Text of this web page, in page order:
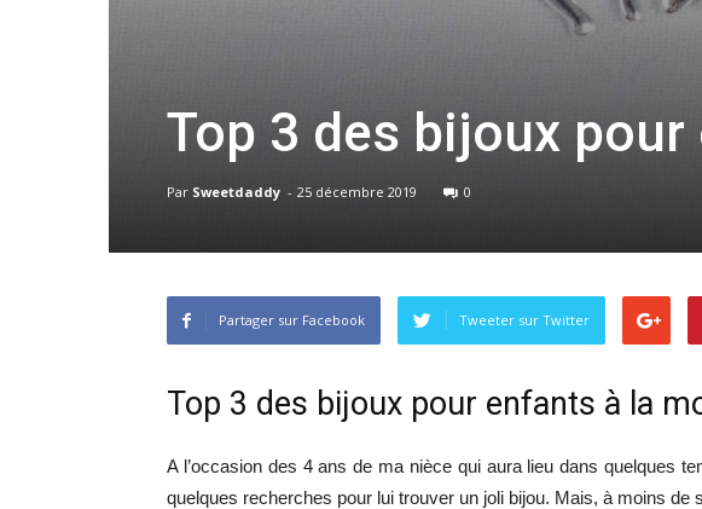
Top 3 des bijoux
Par Sweetdaddy - 25 décembre 2019 0
Partager sur Facebook Tweeter sur Twitter
Top 3 des bijoux pour enfants à la
A l’occasion des 4 ans de ma nièce qui aura lieu dans quelques
quelques recherches pour lui trouver un joli bijou. Mais, à moins de